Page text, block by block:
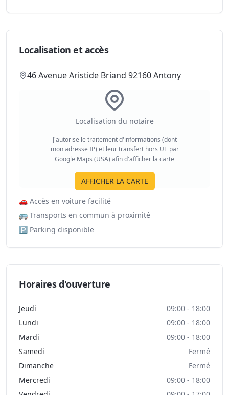
Localisation et accès
46 Avenue Aristide Briand 92160 Antony
Localisation du notaire
J'autorise le traitement d'informations (dont
mon adresse IP) et leur transfert hors UE par
Google Maps (USA) afin d'afficher la carte
AFFICHER LA CARTE
🚗 Accès en voiture facilité
🚌 Transports en commun à proximité
🅿️ Parking disponible
Horaires d'ouverture
Jeudi
09:00 - 18:00
Lundi
09:00 - 18:00
Mardi
09:00 - 18:00
Samedi
Fermé
Dimanche
Fermé
Mercredi
09:00 - 18:00